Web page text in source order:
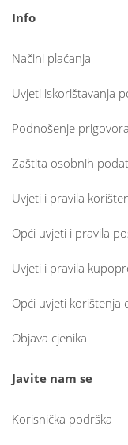
Info
Načini plaćanja
Uvjeti iskorištavanja
Podnošenje prigovora
Zaštita osobnih
Uvjeti i pravila
Opći uvjeti i pravila
Uvjeti i pravila
Opći uvjeti korištenja
Objava cjenika
Javite nam se
Korisnička podrška